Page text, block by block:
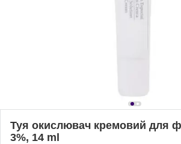
Туя окислювач кремовий для
3%, 14 ml